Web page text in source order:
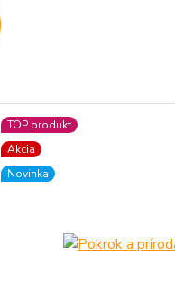
TOP produkt
Akcia
Novinka